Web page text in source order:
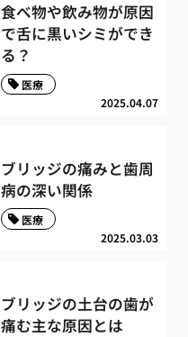
食べ物や飲み物が原因
で舌に黒いシミができ
る？
2025.04.07
医療
ブリッジの痛みと歯周
病の深い関係
2025.03.03
医療
ブリッジの土台の歯が
痛む主な原因とは